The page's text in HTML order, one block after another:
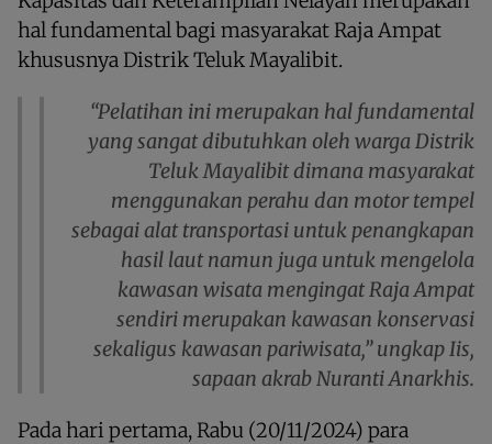
hal fundamental bagi masyarakat Raja Ampat
khususnya Distrik Teluk Mayalibit.
“Pelatihan ini merupakan hal fundamental
yang sangat dibutuhkan oleh warga Distrik
Teluk Mayalibit dimana masyarakat
menggunakan perahu dan motor tempel
sebagai alat transportasi untuk penangkapan
hasil laut namun juga untuk mengelola
kawasan wisata mengingat Raja Ampat
sendiri merupakan kawasan konservasi
sekaligus kawasan pariwisata,” ungkap Iis,
sapaan akrab Nuranti Anarkhis.
Pada hari pertama, Rabu (20/11/2024) para